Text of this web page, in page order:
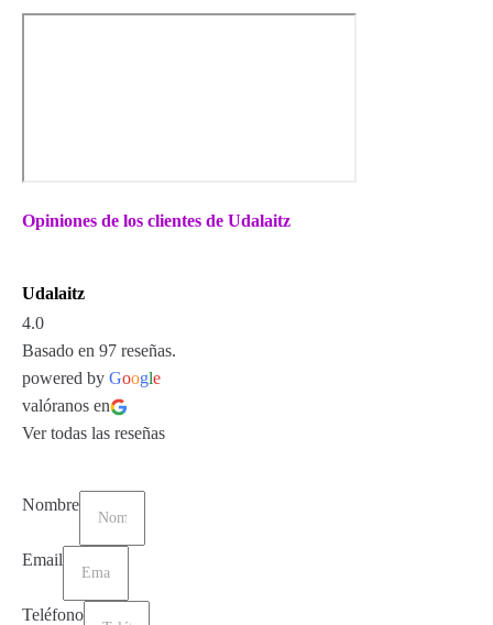
Opiniones de los clientes de Udalaitz
Udalaitz
4.0
Basado en 97 reseñas.
powered by Google
valóranos en
Ver todas las reseñas
Nombre
Email
Teléfono